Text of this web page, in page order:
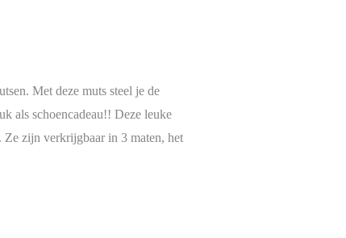
Met deze muts steel je de
als schoencadeau!! Deze leuke
Ze zijn verkrijgbaar in 3 maten, het